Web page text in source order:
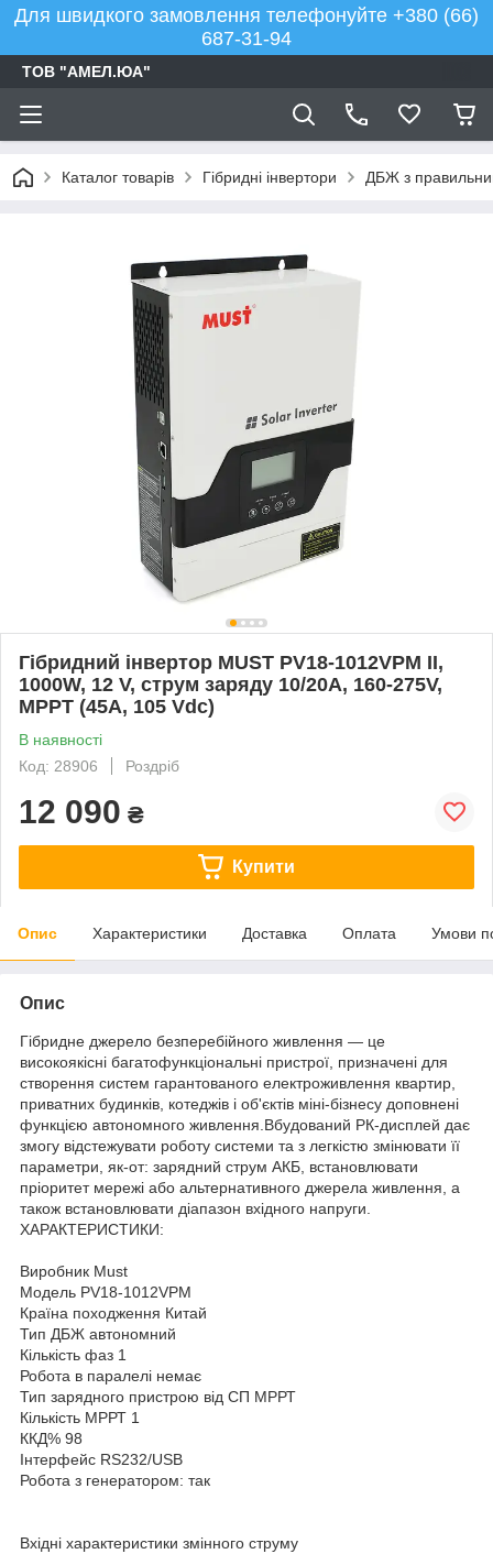
Для швидкого замовлення телефонуйте +380 (66)
687-31-94
ТОВ "АМЕЛ.ЮА"
Каталог товарів Гібридні інвертори ДБЖ з
Гібридний інвертор MUST PV18-1012VPM II,
1000W, 12 V, струм заряду 10/20A, 160-275V,
MPPT (45А, 105 Vdc)
В наявності
Код: 28906
Роздріб
12 090 ₴
Купити
Опис Характеристики Доставка Оплата Умови
Опис
Гібридне джерело безперебійного живлення — це
високоякісні багатофункціональні пристрої, призначені для
створення систем гарантованого електроживлення квартир,
приватних будинків, котеджів і об'єктів міні-бізнесу доповнені
функцією автономного живлення.Вбудований РК-дисплей дає
змогу відстежувати роботу системи та з легкістю змінювати її
параметри, як-от: зарядний струм АКБ, встановлювати
пріоритет мережі або альтернативного джерела живлення, а
також встановлювати діапазон вхідного напруги.
ХАРАКТЕРИСТИКИ:
Виробник Must
Модель PV18-1012VPM
Країна походження Китай
Тип ДБЖ автономний
Кількість фаз 1
Робота в паралелі немає
Тип зарядного пристрою від СП МРРТ
Кількість МРРТ 1
ККД% 98
Інтерфейс RS232/USB
Робота з генератором: так
Вхідні характеристики змінного струму